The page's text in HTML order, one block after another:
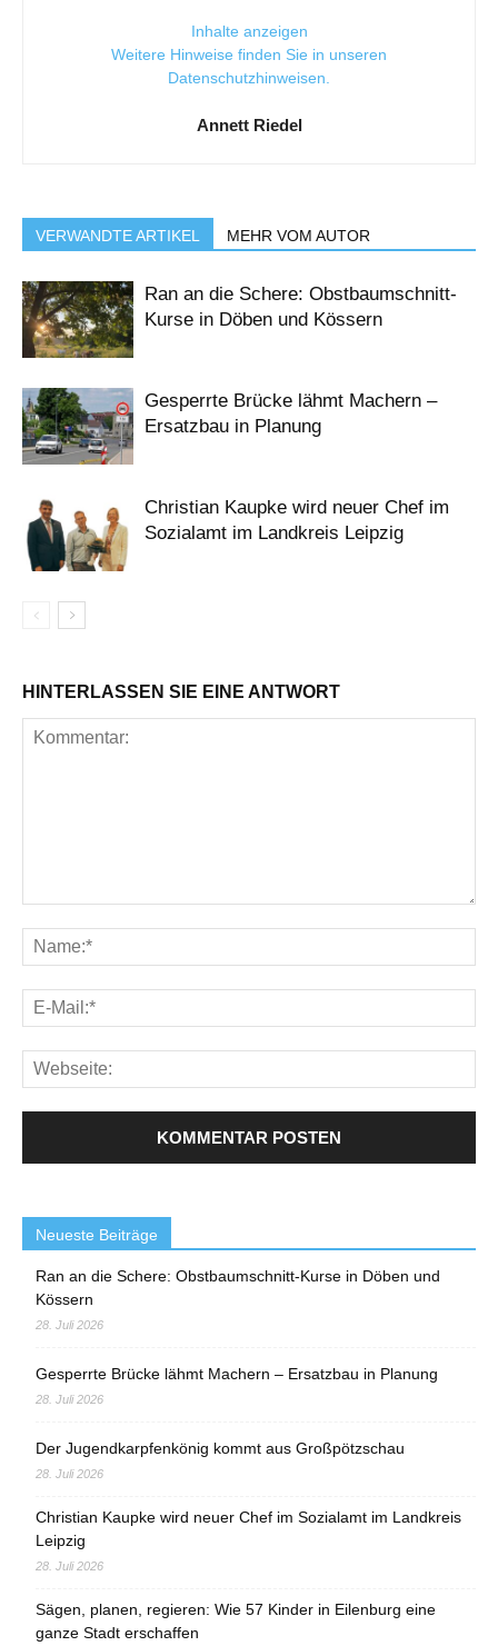
Inhalte anzeigen
Weitere Hinweise finden Sie in unseren
Datenschutzhinweisen
Annett Riedel
VERWANDTE ARTIKEL MEHR VOM AUTOR
Ran an die Schere: Obstbaumschnitt-
Kurse in Döben und Kössern
Gesperrte Brücke lähmt Machern –
Ersatzbau in Planung
Christian Kaupke wird neuer Chef im
Sozialamt im Landkreis Leipzig
HINTERLASSEN SIE EINE ANTWORT
Neueste Beiträge
Ran an die Schere: Obstbaumschnitt-Kurse in Döben und
Kössern
28. Juli 2026
Gesperrte Brücke lähmt Machern – Ersatzbau in Planung
28. Juli 2026
Der Jugendkarpfenkönig kommt aus Großpötzschau
28. Juli 2026
Christian Kaupke wird neuer Chef im Sozialamt im Landkreis
Leipzig
28. Juli 2026
Sägen, planen, regieren: Wie 57 Kinder in Eilenburg eine
ganze Stadt erschaffen